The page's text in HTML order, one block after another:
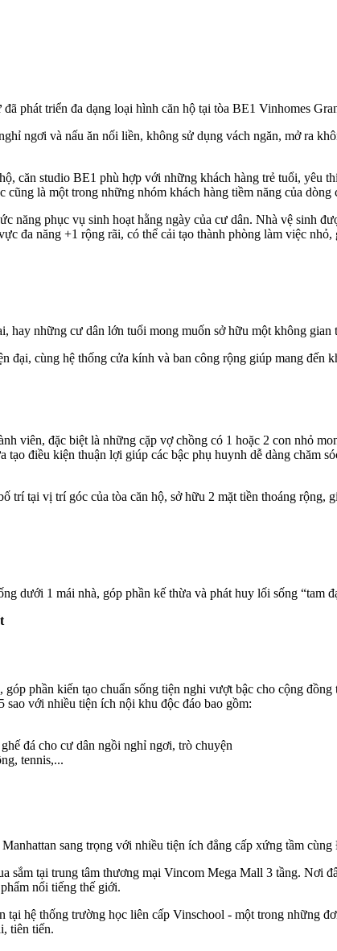
phát triển đa dạng loại hình căn hộ tại tòa BE1 Vinhomes
ngơi và nấu ăn nối liền, không sử dụng vách ngăn, mở ra
căn studio BE1 phù hợp với những khách hàng trẻ tuổi, yêu
là một trong những nhóm khách hàng tiềm năng của dòng
năng phục vụ sinh hoạt hằng ngày của cư dân. Nhà vệ sinh
đa năng +1 rộng rãi, có thể cải tạo thành phòng làm việc
những cư dân lớn tuổi mong muốn sở hữu một không
cùng hệ thống cửa kính và ban công rộng giúp mang đến
viên, đặc biệt là những cặp vợ chồng có 1 hoặc 2 con nhỏ
điều kiện thuận lợi giúp các bậc phụ huynh dễ dàng chăm
tại vị trí góc của tòa căn hộ, sở hữu 2 mặt tiền thoáng rộng,
dưới 1 mái nhà, góp phần kế thừa và phát huy lối sống “tam
phần kiến tạo chuẩn sống tiện nghi vượt bậc cho cộng
với nhiều tiện ích nội khu độc đáo bao gồm:
đá cho cư dân ngồi nghỉ ngơi, trò chuyện
tennis,...
sang trọng với nhiều tiện ích đẳng cấp xứng tầm
tại trung tâm thương mại Vincom Mega Mall 3 tầng. Nơi
nổi tiếng thế giới.
hệ thống trường học liên cấp Vinschool - một trong những
tiên tiến.